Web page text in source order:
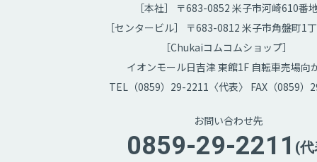
［本社］ 〒683-0852 米子市河崎610番
［センタービル］ 〒683-0812 米子市角盤町1
［Chukaiコムコムショップ］
イオンモール日吉津 東館1F 自転車売場向
TEL（0859）29-2211〈代表〉 FAX（0859）
お問い合わせ先
0859-29-2211 (